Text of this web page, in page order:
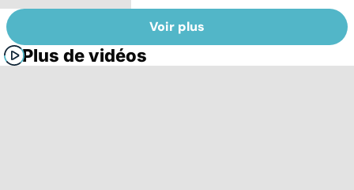
Voir plus
Plus de vidéos